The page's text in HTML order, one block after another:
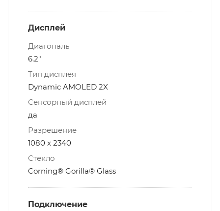
Дисплей
Диагональ
6.2"
Тип дисплея
Dynamic AMOLED 2X
Сенсорный дисплей
да
Разрешение
1080 x 2340
Стекло
Corning® Gorilla® Glass
Подключение